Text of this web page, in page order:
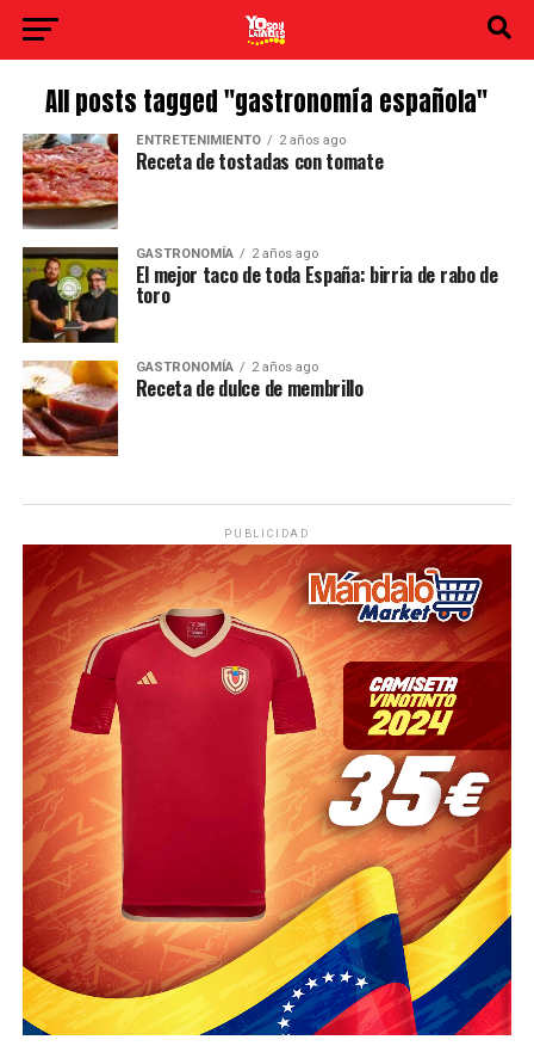
All posts tagged "gastronomía española"
ENTRETENIMIENTO 2 años ago
Receta de tostadas con tomate
GASTRONOMÍA 2 años ago
El mejor taco de toda España: birria de rabo de
toro
GASTRONOMÍA 2 años ago
Receta de dulce de membrillo
PUBLICIDAD